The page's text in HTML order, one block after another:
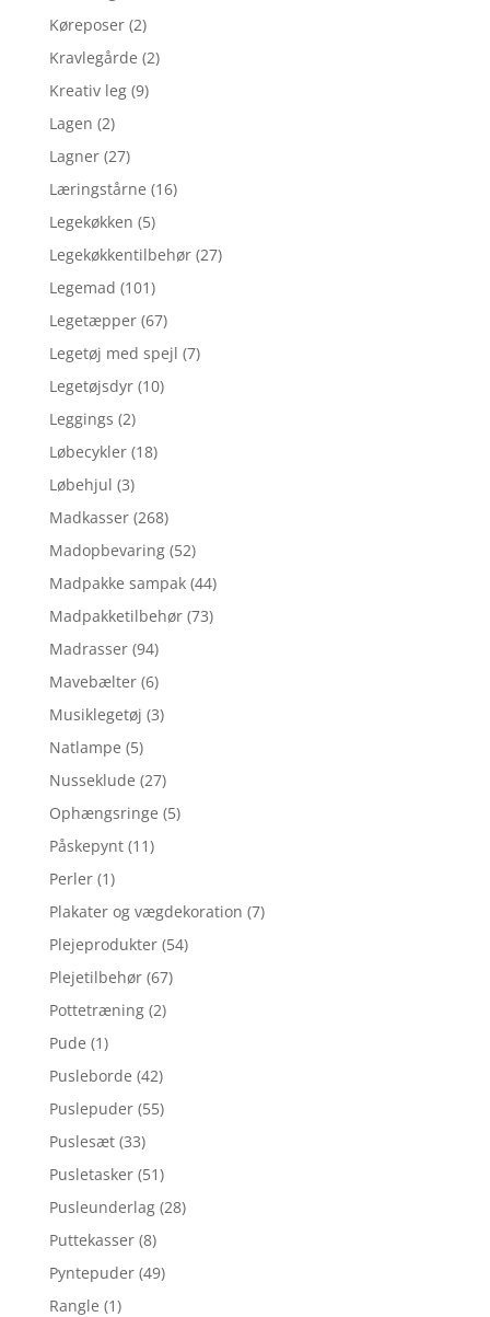
Køreposer (2)
Kravlegårde (2)
Kreativ leg (9)
Lagen (2)
Lagner (27)
Læringstårne (16)
Legekøkken (5)
Legekøkkentilbehør (27)
Legemad (101)
Legetæpper (67)
Legetøj med spejl (7)
Legetøjsdyr (10)
Leggings (2)
Løbecykler (18)
Løbehjul (3)
Madkasser (268)
Madopbevaring (52)
Madpakke sampak (44)
Madpakketilbehør (73)
Madrasser (94)
Mavebælter (6)
Musiklegetøj (3)
Natlampe (5)
Nusseklude (27)
Ophængsringe (5)
Påskepynt (11)
Perler (1)
Plakater og vægdekoration (7)
Plejeprodukter (54)
Plejetilbehør (67)
Pottetræning (2)
Pude (1)
Pusleborde (42)
Puslepuder (55)
Puslesæt (33)
Pusletasker (51)
Pusleunderlag (28)
Puttekasser (8)
Pyntepuder (49)
Rangle (1)